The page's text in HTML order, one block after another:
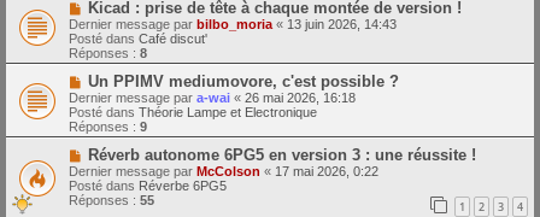
a
g
e
a
u
m
e
s
s
a
g
e
N
o
u
v
e
a
m
e
s
s
a
g
e
Kicad : prise de tête à chaque montée de version !
Dernier message par bilbo_moria « 13 juin 2026, 14:43
Posté dans Café discut'
Réponses : 8
N
o
u
v
e
a
u
m
e
s
Un PPIMV mediumovore, c'est possible ?
Dernier message par a-wai « 26 mai 2026, 16:18
Posté dans Théorie Lampe et Electronique
Réponses : 9
N
o
u
v
e
Réverb autonome 6PG5 en version 3 : une réussite !
Dernier message par McColson « 17 mai 2026, 0:22
Posté dans Réverbe 6PG5
Réponses : 55 1 2 3 4